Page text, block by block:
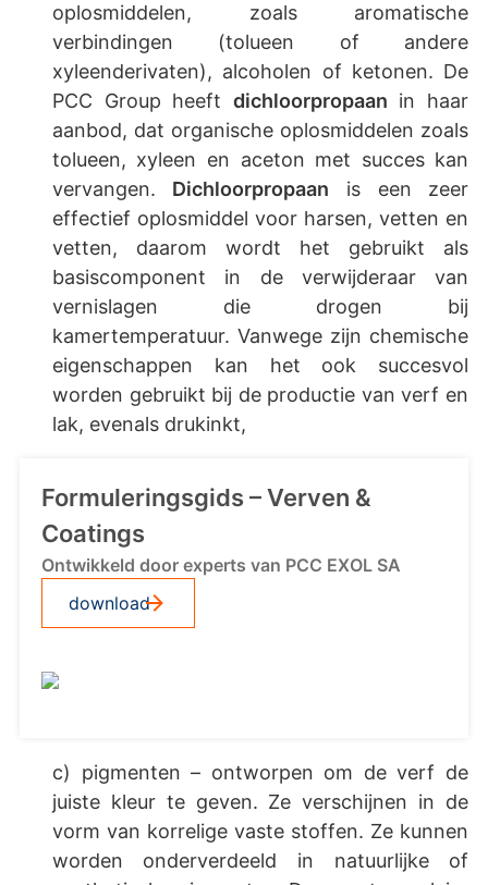
oplosmiddelen, zoals aromatische
verbindingen (tolueen of andere
xyleenderivaten), alcoholen of ketonen. De
PCC Group heeft dichloorpropaan in haar
aanbod, dat organische oplosmiddelen zoals
tolueen, xyleen en aceton met succes kan
vervangen. Dichloorpropaan is een zeer
effectief oplosmiddel voor harsen, vetten en
vetten, daarom wordt het gebruikt als
basiscomponent in de verwijderaar van
vernislagen die drogen bij
kamertemperatuur. Vanwege zijn chemische
eigenschappen kan het ook succesvol
worden gebruikt bij de productie van verf en
lak, evenals drukinkt,
Formuleringsgids – Verven &
Coatings
Ontwikkeld door experts van PCC EXOL SA
download
c) pigmenten – ontworpen om de verf de
juiste kleur te geven. Ze verschijnen in de
vorm van korrelige vaste stoffen. Ze kunnen
worden onderverdeeld in natuurlijke of